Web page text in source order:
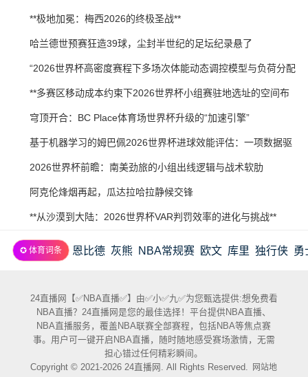
2026-
**极地加冕：梅西2026的终极圣战**
2026-
哈兰德世预赛狂造39球，尘封半世纪的足坛纪录悬了
2026-
“2026世界杯高密度赛程下多场次体能动态调控模型与负荷分配
策略研究”
2026-
**多赛区移动成本约束下2026世界杯小组赛驻地选址的空间布
局优化研究**
2026-
穹顶开合：BC Place体育场世界杯升级的“加速引擎”
2026-
基于机器学习的姆巴佩2026世界杯进球效能评估：一项数据驱
动预测
2026-
2026世界杯前瞻：南美劲旅的小组出线逻辑与战术软肋
2026-
阿克伦烽烟再起，瓜达拉哈拉静候交锋
2026-
18
**从沙漠到大陆：2026世界杯VAR判罚效率的进化与挑战**
✪ 体育词条 恩比德 灰熊 NBA常规赛 欧文 库里 独行侠 勇
24直播网【✅NBA直播✅】由✅小✅九✅为您甄选提供:想免费看
NBA直播？24直播网是您的最佳选择！平台提供NBA直播、
NBA直播服务，覆盖NBA联赛全部赛程，包括NBA等焦点赛
事。用户可一键开启NBA直播，随时随地感受赛场激情，无需
担心错过任何精彩瞬间。
Copyright © 2021-2026 24直播网. All Rights Reserved.
网站地